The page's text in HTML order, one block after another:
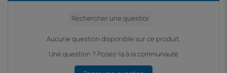
Aucune question disponible sur ce produit.
Une question ? Posez-la à la communauté